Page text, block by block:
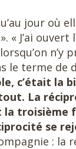
jour où
J’ai ouvert
n’y
le terme de
c’était la
La
la troisième
se
: